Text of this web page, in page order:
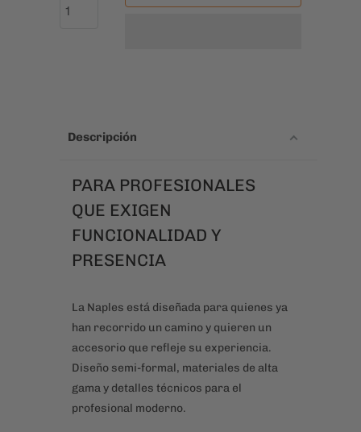
Descripción
PRESENCIA
La Naples está diseñada para quienes ya
han recorrido un camino y quieren un
accesorio que refleje su experiencia.
gama y detalles técnicos para el
✓ Compartimento acolchado para
notebook hasta 17"
✓ Entrada USB integrada y conexión
para audífonos